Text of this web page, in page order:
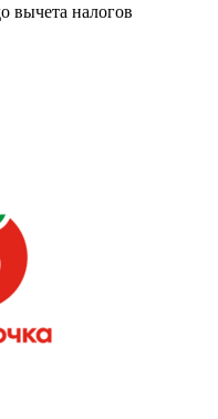
вычета налогов